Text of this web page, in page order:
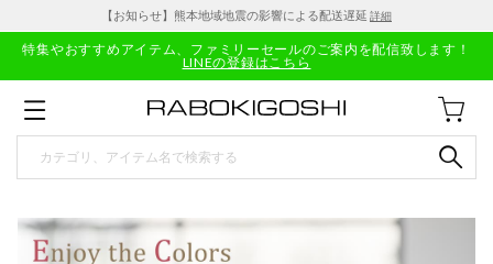
【お知らせ】熊本地域地震の影響による配送遅延 詳細
特集やおすすめアイテム、ファミリーセールのご案内を配信致します！
LINEの登録はこちら